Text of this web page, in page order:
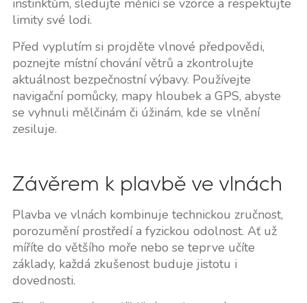
limity své lodi.
Před vyplutím si projděte vlnové předpovědi,
poznejte místní chování větrů a zkontrolujte
aktuálnost bezpečnostní výbavy. Používejte
navigační pomůcky, mapy hloubek a GPS, abyste
se vyhnuli mělčinám či úžinám, kde se vlnění
zesiluje.
Závěrem k plavbě ve vlnách
Plavba ve vlnách kombinuje technickou zručnost,
porozumění prostředí a fyzickou odolnost. Ať už
míříte do většího moře nebo se teprve učíte
základy, každá zkušenost buduje jistotu i
dovednosti.